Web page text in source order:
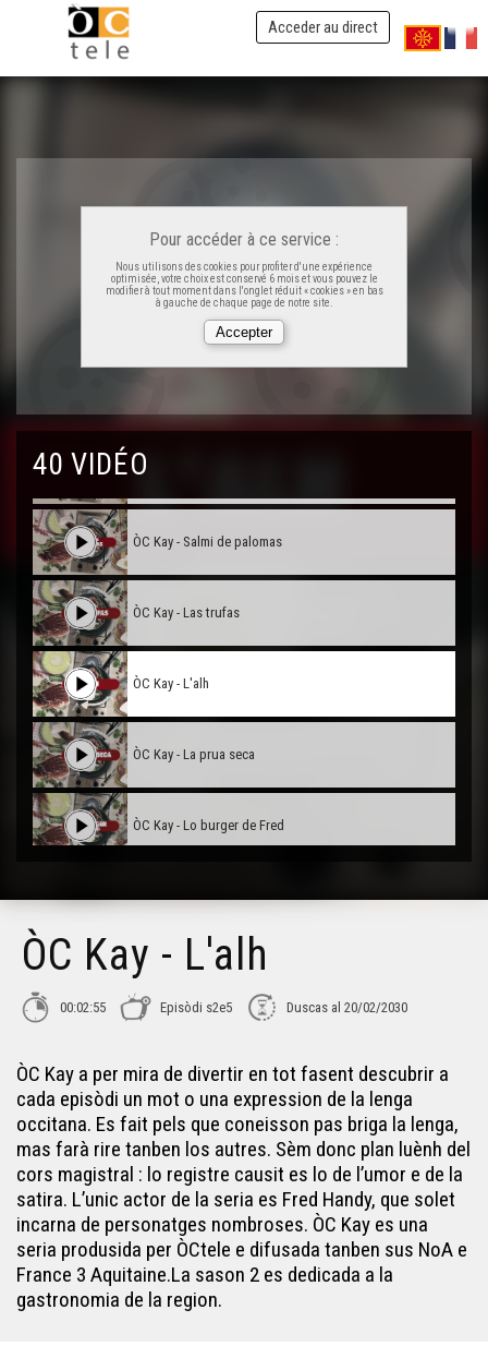
Acceder au direct
Pour accéder à ce service :
Nous utilisons des cookies pour profiter d'une expérience
optimisée, votre choix est conservé 6 mois et vous pouvez le
modifier à tout moment dans l'onglet réduit « cookies » en bas
à gauche de chaque page de notre site.
40 VIDÉOÒC Kay - La farcidura
ÒC Kay - Salmi de palomas
ÒC Kay - Las trufas
ÒC Kay - L'alh
ÒC Kay - La prua seca
ÒC Kay - Lo burger de Fred
OC Kay - La còca basca
ÒC Kay - L'andolha
ÒC Kay - Lo magret
ÒC Kay - Lo hitge gras
ÒC Kay - La brejauda
ÒC Kay - L'alh
00:02:55 Episòdi s2e5 Duscas al 20/02/2030
ÒC Kay a per mira de divertir en tot fasent descubrir a
cada episòdi un mot o una expression de la lenga
occitana. Es fait pels que coneisson pas briga la lenga,
mas farà rire tanben los autres. Sèm donc plan luènh del
cors magistral : lo registre causit es lo de l’umor e de la
satira. L’unic actor de la seria es Fred Handy, que solet
incarna de personatges nombroses. ÒC Kay es una
seria produsida per ÒCtele e difusada tanben sus NoA e
France 3 Aquitaine.La sason 2 es dedicada a la
gastronomia de la region.